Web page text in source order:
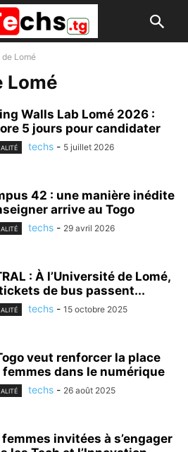
Lomé
Lomé
Walls Lab Lomé 2026 :
5 jours pour candidater
techs - 5 juillet 2026
42 : une manière inédite
arrive au Togo
techs - 29 avril 2026
: À l’Université de Lomé,
de bus passent...
techs - 15 octobre 2025
veut renforcer la place
femmes dans le numérique
techs - 26 août 2025
femmes invitées à s’engager